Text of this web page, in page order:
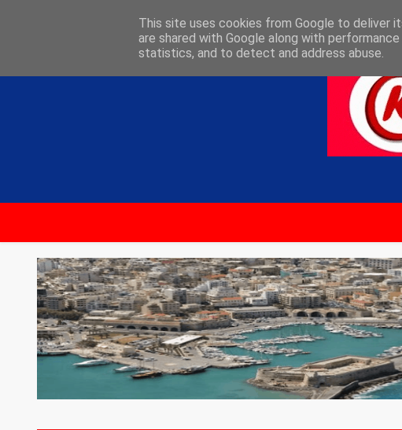
This site uses cookies from Google to deliver
are shared with Google along with
statistics, and to detect and address abuse.